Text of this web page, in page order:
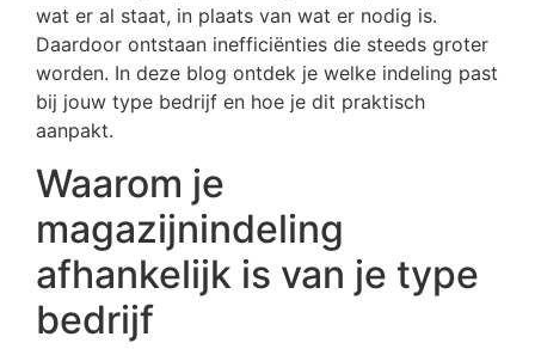
wat er al staat, in plaats van wat er nodig is.
Daardoor ontstaan inefficiënties die steeds groter
worden. In deze blog ontdek je welke indeling past
bij jouw type bedrijf en hoe je dit praktisch
aanpakt.
Waarom je
magazijnindeling
afhankelijk is van je type
bedrijf